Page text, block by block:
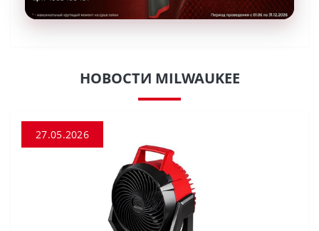
НОВОСТИ MILWAUKEE
27.05.2026